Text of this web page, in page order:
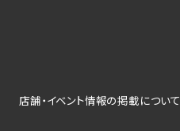
店舗・イベント情報の掲載について